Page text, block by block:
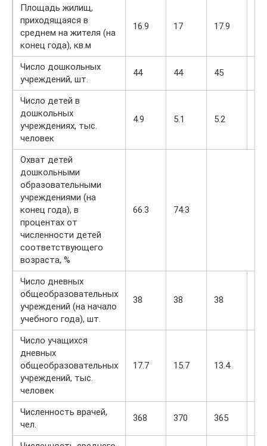
Площадь жилищ,
приходящаяся в
среднем на жителя (на
конец года), кв.м
16.9 17 17.9
Число дошкольных
учреждений, шт.
44 44 45
Число детей в
дошкольных
учреждениях, тыс.
человек
4.9 5.1 5.2
Охват детей
дошкольными
образовательными
учреждениями (на
конец года), в
процентах от
численности детей
соответствующего
возраста, %
66.3 74.3
Число дневных
общеобразовательных
учреждений (на начало
учебного года), шт.
38 38 38
Число учащихся
дневных
общеобразовательных
учреждений, тыс.
человек
17.7 15.7 13.4
Численность врачей,
чел.
368 370 365